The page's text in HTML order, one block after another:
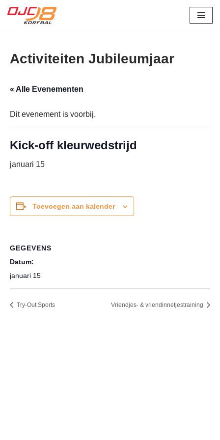
de
Activiteiten Jubileumjaar
« Alle Evenementen
Dit evenement is voorbij.
Kick-off kleurwedstrijd
januari 15
Toevoegen aan kalender
GEGEVENS
Datum:
januari 15
Try-Out Sports Vriendjes- & vriendinnetjestraining